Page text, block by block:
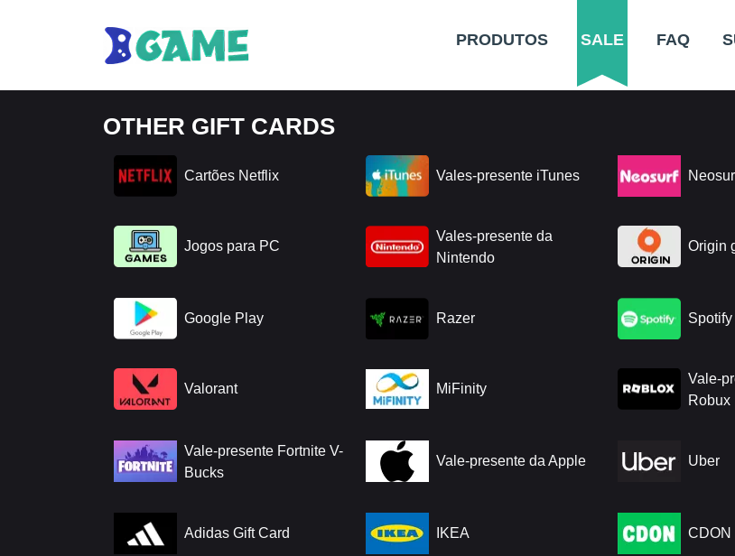
PRODUTOS SALE FAQ
OTHER GIFT CARDS
Cartões Netflix Vales-presente iTunes
Jogos para PC
Vales-presente da
Nintendo
Origin
Google Play Razer Spotify
Valorant MiFinity
Vale-
Robux
Vale-presente Fortnite V-
Bucks
Vale-presente da Apple Uber
Adidas Gift Card IKEA CDON